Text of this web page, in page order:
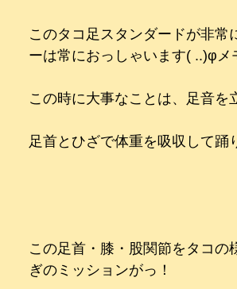
このタコ足スタンダードが非常
ーは常におっしゃいます( ..)φメ
この時に大事なことは、足音を
足首とひざで体重を吸収して踊
この足首・膝・股関節をタコ
ぎのミッションがっ！